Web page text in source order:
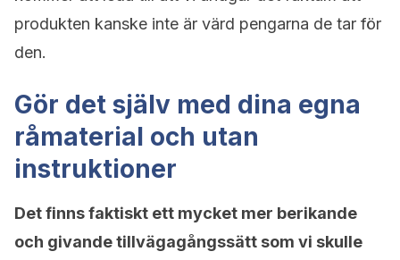
produkten kanske inte är värd pengarna de tar för
den.
Gör det själv med dina egna
råmaterial och utan
instruktioner
Det finns faktiskt ett mycket mer berikande
och givande tillvägagångssätt som vi skulle